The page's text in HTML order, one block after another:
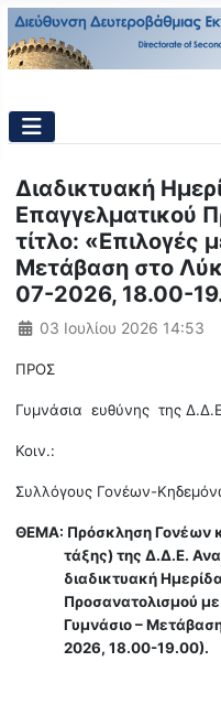
Διαδικτυακή
Επαγγελματικού
τίτλο: «Επιλογές
Μετάβαση στο
07-2026, 18.00-
Λεπτομέρειες
03 Ιουλίου 2026 14:53
ΠΡΟΣ
Γυμνάσια ευθύνης της
Κοιν.:
Συλλόγους Γονέων-
ΘΕΜΑ: Πρόσκληση Γονέων
τάξης) της Δ.Δ.Ε.
διαδικτυακή
Προσανατολισμού με
Γυμνάσιο –
2026, 18.00-19.00).